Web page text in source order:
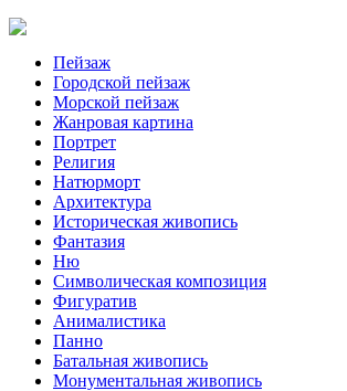
Пейзаж
Городской пейзаж
Морской пейзаж
Жанровая картина
Портрет
Религия
Натюрморт
Архитектура
Историческая живопись
Фантазия
Ню
Символическая композиция
Фигуратив
Анималистикa
Панно
Батальная живопись
Монументальная живопись